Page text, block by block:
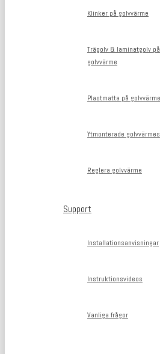
Klinker på golvvärme
Trägolv & laminatgolv på
golvvärme
Plastmatta på golvvärme
Ytmonterade
Reglera golvvärme
Support
Installationsanvisningar
Instruktionsvideos
Vanliga frågor